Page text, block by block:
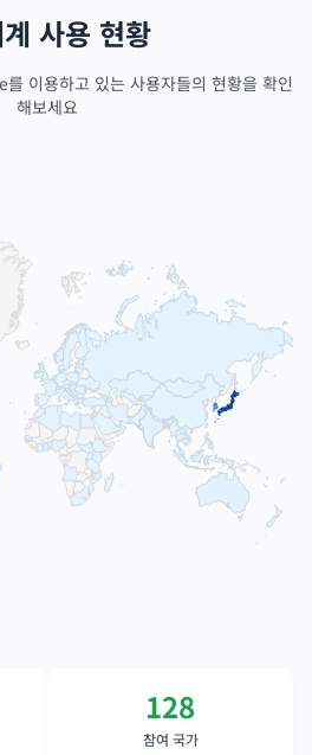
사용 현황
이용하고 있는 사용자들의 현황을 확인
해보세요
128
참여 국가